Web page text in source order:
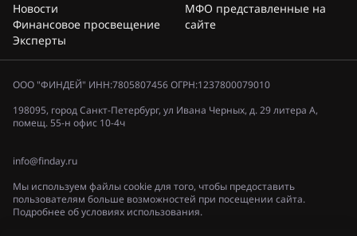
Новости
Финансовое просвещение
Эксперты
МФО представленные на
сайте
ООО "ФИНДЕЙ" ИНН:7805807456 ОГРН:1237800079010
198095, город Санкт-Петербург, ул Ивана Черных, д. 29 литера А,
помещ. 55-н офис 10-4ч
info@finday.ru
Мы используем файлы cookie для того, чтобы предоставить
пользователям больше возможностей при посещении сайта.
Подробнее об условиях использования.